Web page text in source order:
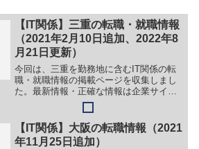
【IT関係】三重の転職・就職情報
（2021年2月10日追加、2022年8
月21日更新）
今回は、三重を勤務地に含むIT関係の転
職・就職情報の掲載ページを収集しまし
た。最新情報・正確な情報は企業サイト
でご確認ください。①【会社名】花ひろ
ばオンライン株式会社【職務】［正社
員］＞＞（１）システムエンジニア＞＞
（２）プログラマー＞＞（...
【IT関係】大阪の転職情報（2021
年11月25日追加）